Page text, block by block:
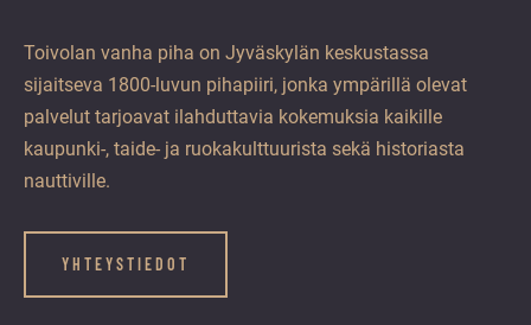
Toivolan vanha piha on Jyväskylän keskustassa
sijaitseva 1800-luvun pihapiiri, jonka ympärillä olevat
palvelut tarjoavat ilahduttavia kokemuksia kaikille
kaupunki-, taide- ja ruokakulttuurista sekä historiasta
nauttiville.
YHTEYSTIEDOT